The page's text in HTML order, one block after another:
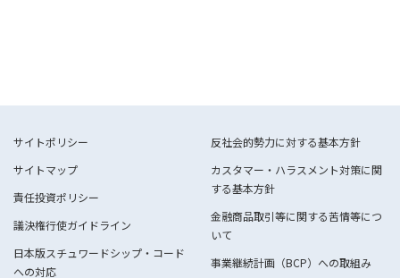
サイトポリシー
サイトマップ
責任投資ポリシー
議決権行使ガイドライン
日本版スチュワードシップ・コード
への対応
反社会的勢力に対する基本方針
カスタマー・ハラスメント対策に関
する基本方針
金融商品取引等に関する苦情等につ
いて
事業継続計画（BCP）への取組み